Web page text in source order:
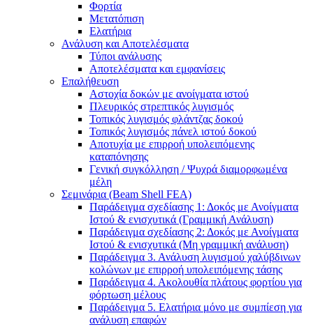
Φορτία
Μετατόπιση
Ελατήρια
Ανάλυση και Αποτελέσματα
Τύποι ανάλυσης
Αποτελέσματα και εμφανίσεις
Επαλήθευση
Αστοχία δοκών με ανοίγματα ιστού
Πλευρικός στρεπτικός λυγισμός
Τοπικός λυγισμός φλάντζας δοκού
Τοπικός λυγισμός πάνελ ιστού δοκού
Αποτυχία με επιρροή υπολειπόμενης
καταπόνησης
Γενική συγκόλληση / Ψυχρά διαμορφωμένα
μέλη
Σεμινάρια (Beam Shell FEA)
Παράδειγμα σχεδίασης 1: Δοκός με Ανοίγματα
Ιστού & ενισχυτικά (Γραμμική Ανάλυση)
Παράδειγμα σχεδίασης 2: Δοκός με Ανοίγματα
Ιστού & ενισχυτικά (Μη γραμμική ανάλυση)
Παράδειγμα 3. Ανάλυση λυγισμού χαλύβδινων
κολώνων με επιρροή υπολειπόμενης τάσης
Παράδειγμα 4. Ακολουθία πλάτους φορτίου για
φόρτωση μέλους
Παράδειγμα 5. Ελατήρια μόνο με συμπίεση για
ανάλυση επαφών